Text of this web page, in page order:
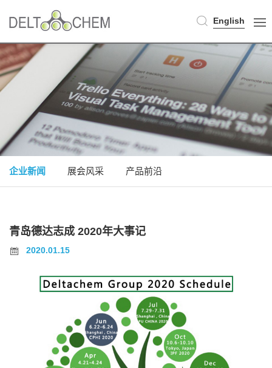
English
企业新闻 展会风采 产品前沿
青岛德达志成 2020年大事记
2020.01.15